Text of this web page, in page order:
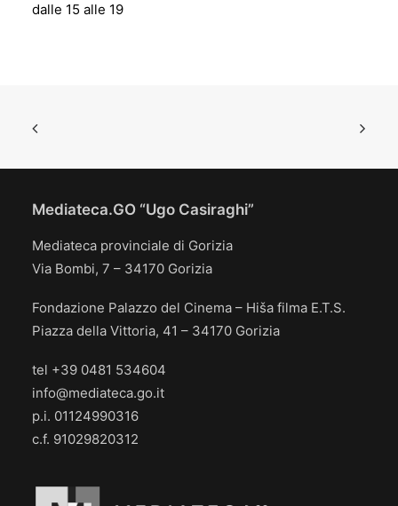
dalle 15 alle 19
Mediateca.GO “Ugo Casiraghi”
Mediateca provinciale di Gorizia
Via Bombi, 7 – 34170 Gorizia
Fondazione Palazzo del Cinema – Hiša filma E.T.S.
Piazza della Vittoria, 41 – 34170 Gorizia
tel +39 0481 534604
info@mediateca.go.it
p.i. 01124990316
c.f. 91029820312